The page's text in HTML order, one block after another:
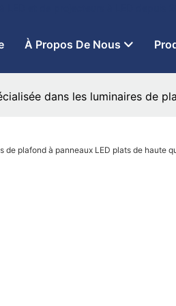
À Propos De Nous
dans les luminaires de